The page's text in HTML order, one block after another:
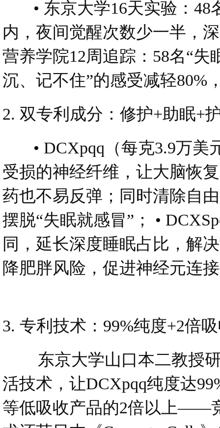
• 东京大学16天实验：48
内，夜间觉醒次数少一半，
营养学院12周追踪：58名“失
沉、记不住”的感受减轻80%
2. 双专利成分：修护+助眠+
• DCXpqq（每克3.9万美
受损的神经纤维，让大脑恢
药也不易反弹；同时清除自
摆脱“失眠就感冒”； •
同，延长深度睡眠占比，解
降肥胖风险，促进神经元连
3. 专利技术：99%纯度+2倍
东京大学山口本二教授研
活技术，让DCXpqq纯度达
等低吸收产品的2倍以上——